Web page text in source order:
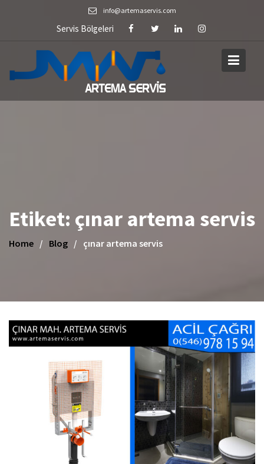
info@artemaservis.com
Servis Bölgeleri
Etiket: çınar artema servis
Home Blog çınar artema servis